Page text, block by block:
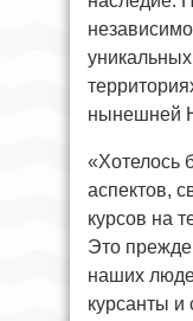
нынешней
«Хотелось
аспектов,
курсов на
Это прежде
наших
курсанты